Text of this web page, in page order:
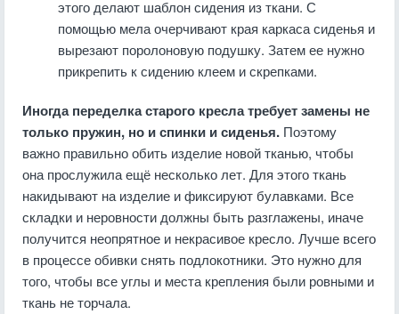
этого делают шаблон сидения из ткани. С
помощью мела очерчивают края каркаса сиденья и
вырезают поролоновую подушку. Затем ее нужно
прикрепить к сидению клеем и скрепками.
Иногда переделка старого кресла требует замены не
только пружин, но и спинки и сиденья. Поэтому
важно правильно обить изделие новой тканью, чтобы
она прослужила ещё несколько лет. Для этого ткань
накидывают на изделие и фиксируют булавками. Все
складки и неровности должны быть разглажены, иначе
получится неопрятное и некрасивое кресло. Лучше всего
в процессе обивки снять подлокотники. Это нужно для
того, чтобы все углы и места крепления были ровными и
ткань не торчала.